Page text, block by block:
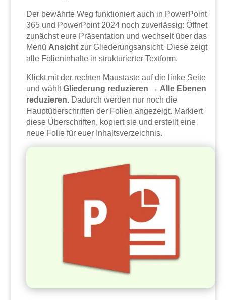
Der bewährte Weg funktioniert auch in PowerPoint
365 und PowerPoint 2024 noch zuverlässig: Öffnet
zunächst eure Präsentation und wechselt über das
Menü Ansicht zur Gliederungsansicht. Diese zeigt
alle Folieninhalte in strukturierter Textform.
Klickt mit der rechten Maustaste auf die linke Seite
und wähltGliederung reduzieren → Alle Ebenen
reduzieren. Dadurch werden nur noch die
Hauptüberschriften der Folien angezeigt. Markiert
diese Überschriften, kopiert sie und erstellt eine
neue Folie für euer Inhaltsverzeichnis.